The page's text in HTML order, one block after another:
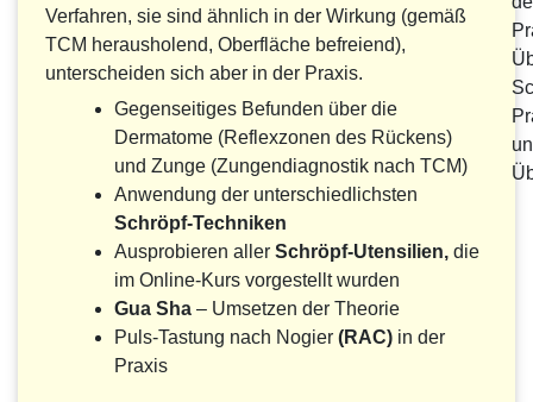
Verfahren, sie sind ähnlich in der Wirkung (gemäß
TCM herausholend, Oberfläche befreiend),
unterscheiden sich aber in der Praxis.
Gegenseitiges Befunden über die
Dermatome (Reflexzonen des Rückens)
und Zunge (Zungendiagnostik nach TCM)
Anwendung der unterschiedlichsten
Schröpf-Techniken
Ausprobieren aller Schröpf-Utensilien, die
im Online-Kurs vorgestellt wurden
Gua Sha – Umsetzen der Theorie
Puls-Tastung nach Nogier (RAC) in der
Praxis